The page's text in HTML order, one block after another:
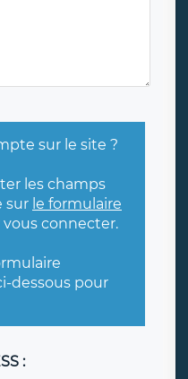
sur le site ?
les champs
sur le formulaire
vous connecter.
dessous pour
: